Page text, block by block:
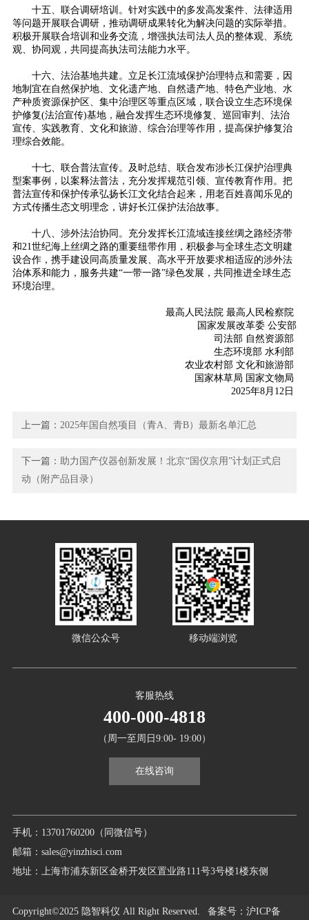
十五、联合调研培训。针对实践中的多发高发案件、法律适用
等问题开展联合调研，推动调研成果转化为解决问题的实际举措。
积极开展联合培训和业务交流，增强执法司法人员的整体观、系统
观、协同观，共同提高执法司法能力水平。
十六、法治基地共建。立足长江流域保护治理特点和需要，因
地制宜在自然保护地、文化遗产地、自然遗产地、特色产业地、水
产种质资源保护区、集中治理区等重点区域，联合设立生态环境保
护修复(法治宣传)基地，融合发挥生态环境修复、巡回审判、法治
宣传、实践教育、文化和旅游、综合治理等作用，提高保护修复治
理综合效能。
十七、联合普法宣传。及时总结、联合发布涉长江保护治理典
型案事例，以案释法普法，充分发挥规范引领、宣传教育作用。把
普法宣传和保护传承弘扬长江文化结合起来，用老百姓喜闻乐见的
方式传播生态文明理念，讲好长江保护法治故事。
十八、涉外法治协同。充分发挥长江流域连接丝绸之路经济带
和21世纪海上丝绸之路的重要纽带作用，积极参与全球生态文明建
设合作，携手建设同高质量发展、高水平开放要求相适应的涉外法
治体系和能力，服务共建“一带一路”绿色发展，共同推进全球生态
环境治理。
最高人民法院 最高人民检察院
国家发展改革委 公安部
司法部 自然资源部
生态环境部 水利部
农业农村部 文化和旅游部
国家林草局 国家文物局
2025年8月12日
上一篇： 2025年国自然项目（青A、青B）最新名单汇总
下一篇：助力国产仪器创新发展！北京“国仪京用”计划正式启
动（附产品目录）
手机：13701760200（同微信号）
邮箱：sales@yinzhisci.com
地址：上海市浦东新区金桥开发区置业路111号3号楼1楼东侧
客服热线
400-000-4818
（周一至周日9:00- 19:00）
在线咨询
微信公众号 移动端浏览
Copyright©2025 隐智科仪 All Right Reserved. 备案号：沪ICP备